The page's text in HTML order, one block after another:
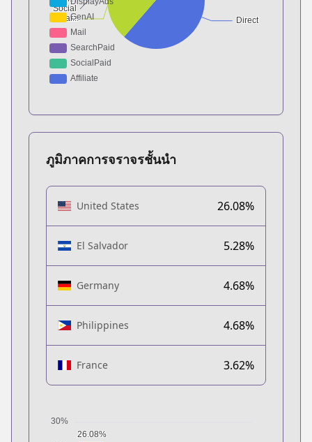
ภูมิภาคการจราจรชั้นนำ
United States 26.08%
El Salvador 5.28%
Germany 4.68%
Philippines 4.68%
France 3.62%